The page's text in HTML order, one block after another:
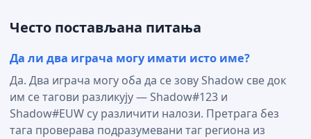
Често постављана питања
Да ли два играча могу имати исто име?
Да. Два играча могу оба да се зову Shadow све док
им се тагови разликују — Shadow#123 и
Shadow#EUW су различити налози. Претрага без
тага проверава подразумевани таг региона из